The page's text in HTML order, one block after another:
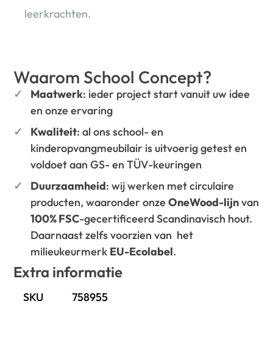
leerkrachten.
Waarom School Concept?
Maatwerk: ieder project start vanuit uw idee
en onze ervaring
Kwaliteit: al ons school- en
kinderopvangmeubilair is uitvoerig getest en
voldoet aan GS- en TÜV-keuringen
Duurzaamheid: wij werken met circulaire
producten, waaronder onzeOneWood-lijnvan
100% FSC-gecertificeerd Scandinavisch hout.
Daarnaast zelfs voorzien van het
milieukeurmerk EU-Ecolabel.
Extra informatie
SKU 758955